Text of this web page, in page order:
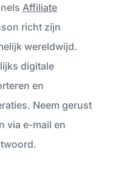
Affiliate
richt zijn
wereldwijd.
digitale
en
Neem gerust
via e-mail en